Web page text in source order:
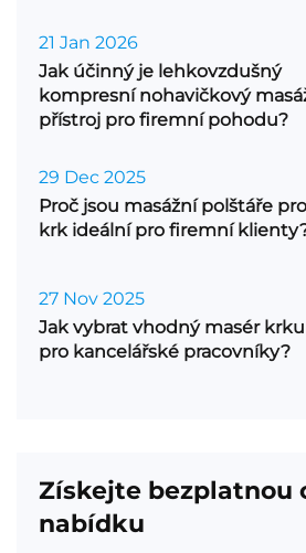
21 Jan 2026
Jak účinný je lehkovzdušný
kompresní nohavičkový
přístroj pro firemní pohodu?
29 Dec 2025
Proč jsou masážní polštáře pro
krk ideální pro firemní
27 Nov 2025
Jak vybrat vhodný masér krku
pro kancelářské pracovníky?
Získejte bezplatnou
nabídku